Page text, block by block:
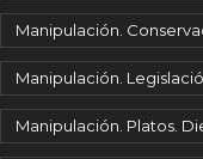
Manipulación.
Manipulación.
Manipulación. Platos.